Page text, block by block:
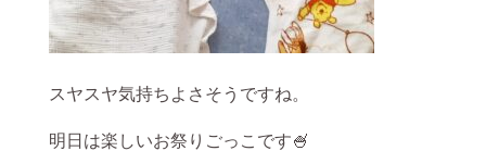
スヤスヤ気持ちよさそうですね。
明日は楽しいお祭りごっこです🍧